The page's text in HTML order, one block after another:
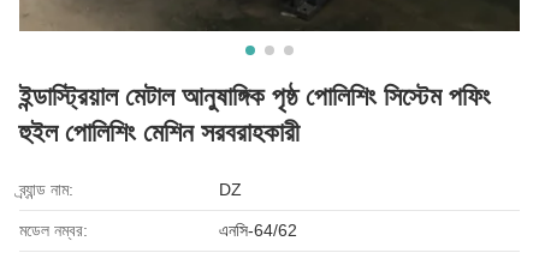
ইন্ডাস্ট্রিয়াল মেটাল আনুষাঙ্গিক পৃষ্ঠ পোলিশিং সিস্টেম পফিং
হুইল পোলিশিং মেশিন সরবরাহকারী
ব্র্যান্ড নাম: DZ
মডেল নম্বর: এনসি-64/62